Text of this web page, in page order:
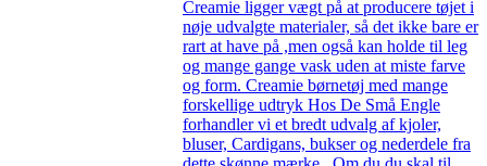
Creamie ligger vægt på at producere tøjet i
nøje udvalgte materialer, så det ikke bare er
rart at have på ,men også kan holde til leg
og mange gange vask uden at miste farve
og form. Creamie børnetøj med mange
forskellige udtryk Hos De Små Engle
forhandler vi et bredt udvalg af kjoler,
bluser, Cardigans, bukser og nederdele fra